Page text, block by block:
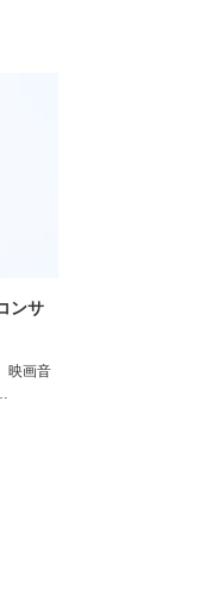
ンサ
映画音